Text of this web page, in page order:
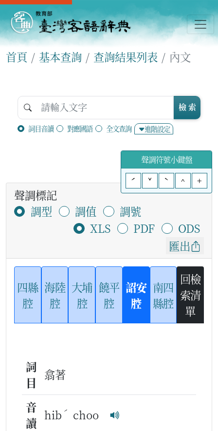
首頁 基本查詢 查詢結果列表 內文
詞目音讀 對應國語 全文查詢 進階設定
檢 索
聲調符號小鍵盤
ˊ
ˇ ˋ ^ +
聲調標記
調型
調值
調號
XLS
PDF
ODS
匯出
四縣
腔
海陸
腔
大埔
腔
饒平
腔
詔安
腔
南四
縣腔
回檢
索清
單
詞
目
翕著
音
讀
hib ˊ choo